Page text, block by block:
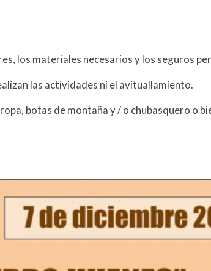
los materiales necesarios y los seguros
las actividades ni el avituallamiento.
botas de montaña y / o chubasquero o